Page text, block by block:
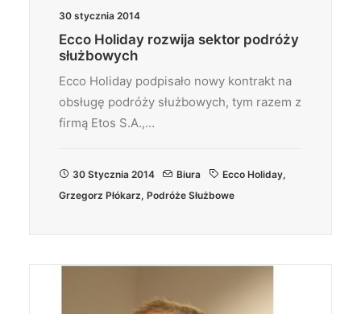
30 stycznia 2014
Ecco Holiday rozwija sektor podróży
służbowych
Ecco Holiday podpisało nowy kontrakt na
obsługę podróży służbowych, tym razem z
firmą Etos S.A.,…
30 Stycznia 2014 Biura Ecco Holiday,
Grzegorz Płókarz, Podróże Służbowe